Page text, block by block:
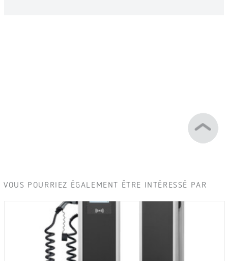
VOUS POURRIEZ ÉGALEMENT ÊTRE INTÉRESSÉ PAR